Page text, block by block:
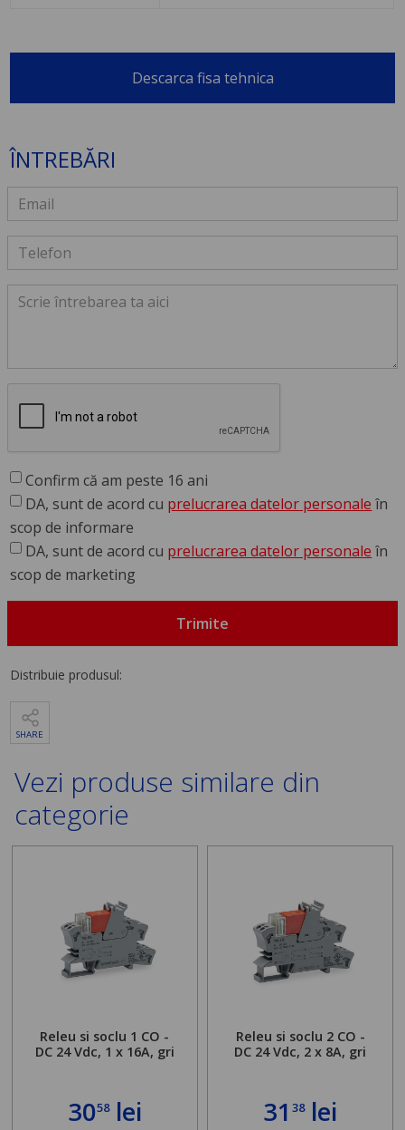
Descarca fisa tehnica
ÎNTREBĂRI
Confirm că am peste 16 ani
DA, sunt de acord cu prelucrarea datelor personale în
scop de informare
DA, sunt de acord cu prelucrarea datelor personale în
scop de marketing
Trimite
Distribuie produsul:
SHARE
Vezi produse similare din
categorie
Releu si soclu 1 CO -
DC 24 Vdc, 1 x 16A, gri
3058lei
Releu si soclu 2 CO -
DC 24 Vdc, 2 x 8A, gri
3138lei